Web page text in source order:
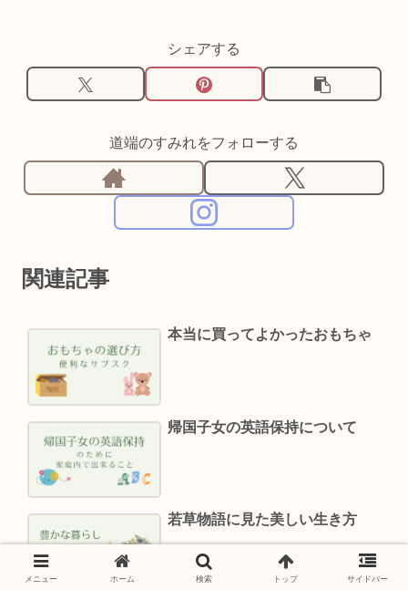
シェアする
道端のすみれをフォローする
関連記事
本当に買ってよかったおもちゃ
帰国子女の英語保持について
若草物語に見た美しい生き方
メニュー ホーム 検索 トップ サイドバー